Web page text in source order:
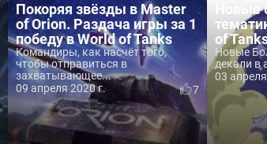
Покоряя звёзды в Master
of Orion. Раздача игры за 1
победу в World of Tanks
Командиры, как насчёт того,
чтобы отправиться в
захватывающее...
09 апреля 2020 г.
7
Новые
of
Новые
декали в
03